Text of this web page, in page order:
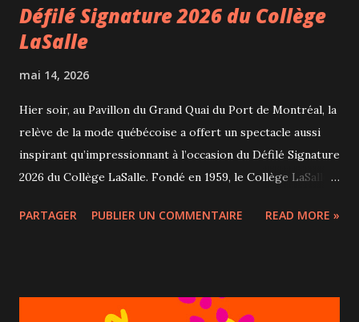
Défilé Signature 2026 du Collège
LaSalle
mai 14, 2026
Hier soir, au Pavillon du Grand Quai du Port de Montréal, la
relève de la mode québécoise a offert un spectacle aussi
inspirant qu’impressionnant à l’occasion du Défilé Signature
2026 du Collège LaSalle. Fondé en 1959, le Collège LaSalle
institutions les plus reconnues au Canada dans les domaines
qui contribuent aujourd’hui au rayonnement de Montréal
PARTAGER PUBLIER UN COMMENTAIRE READ MORE »